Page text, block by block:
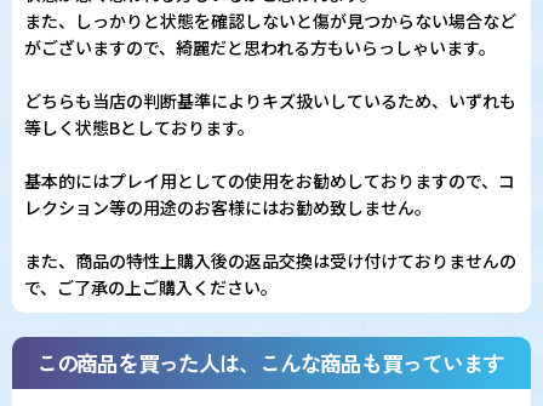
また、しっかりと状態を確認しないと傷が見つからない場合など
がございますので、綺麗だと思われる方もいらっしゃいます。
どちらも当店の判断基準によりキズ扱いしているため、いずれも
等しく状態Bとしております。
基本的にはプレイ用としての使用をお勧めしておりますので、コ
レクション等の用途のお客様にはお勧め致しません。
また、商品の特性上購入後の返品交換は受け付けておりませんの
で、ご了承の上ご購入ください。
この商品を買った人は、こんな商品も買っています